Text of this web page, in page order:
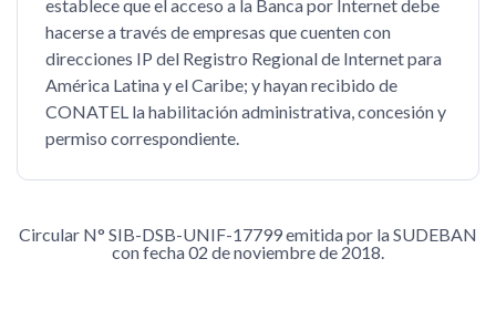
establece que el acceso a la Banca por Internet debe
hacerse a través de empresas que cuenten con
direcciones IP del Registro Regional de Internet para
América Latina y el Caribe; y hayan recibido de
CONATEL la habilitación administrativa, concesión y
permiso correspondiente.
Circular N° SIB-DSB-UNIF-17799 emitida por la SUDEBAN
con fecha 02 de noviembre de 2018.